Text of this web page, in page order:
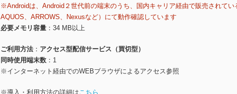
※Androidは、Android２世代前の端末のうち、国内キャリア経由で販売されてい
AQUOS、ARROWS、Nexusなど）にて動作確認しています
必要メモリ容量
34 MB以上
ご利用方法
アクセス型配信サービス（買切型）
同時使用端末数
1
※インターネット経由でのWEBブラウザによるアクセス参照
※導入・利用方法の詳細はこちら